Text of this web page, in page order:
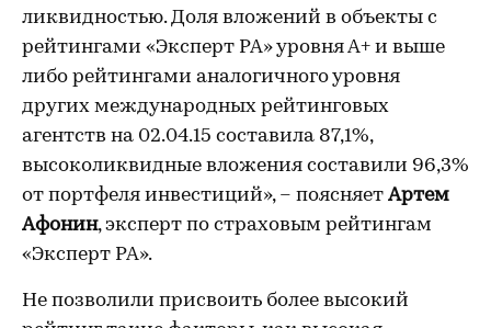
ликвидностью. Доля вложений в объекты с
рейтингами «Эксперт РА» уровня А+ и выше
либо рейтингами аналогичного уровня
других международных рейтинговых
агентств на 02.04.15 составила 87,1%,
высоколиквидные вложения составили 96,3%
от портфеля инвестиций», – поясняет Артем
Афонин, эксперт по страховым рейтингам
«Эксперт РА».
Не позволили присвоить более высокий